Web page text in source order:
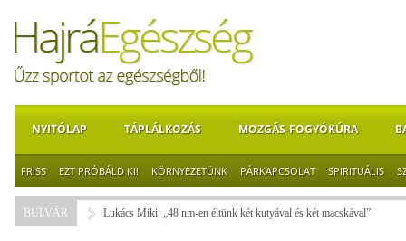
NYITÓLAP TÁPLÁLKOZÁS MOZGÁS-FOGYÓKÚRA
FRISS EZT PRÓBÁLD KI! KÖRNYEZETÜNK PÁRKAPCSOLAT SPIRITUÁLIS
BULVÁR Lukács Miki: „48 nm-en éltünk két kutyával és két macskával”